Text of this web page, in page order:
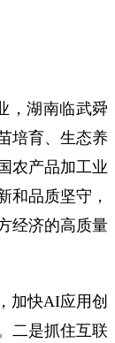
，湖南临武舜
培育、生态养
农产品加工业
和品质坚守，
经济的高质量
加快AI应用创
二是抓住互联